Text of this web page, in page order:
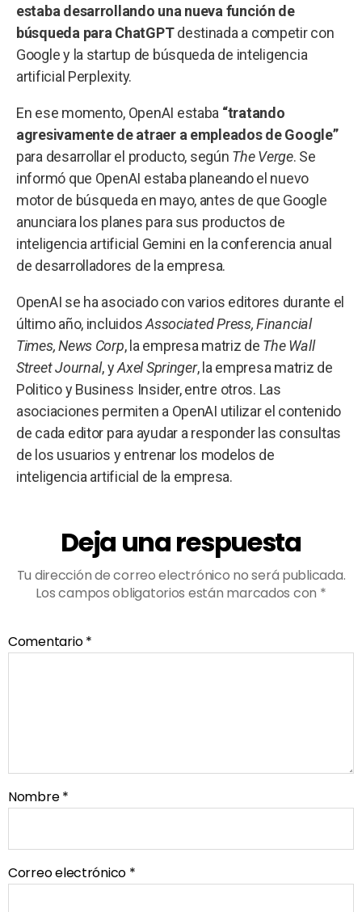
estaba desarrollando una nueva función de
búsqueda para ChatGPTdestinada a competir con
Google y la startup de búsqueda de inteligencia
artificial Perplexity.
En ese momento, OpenAI estaba “tratando
agresivamente de atraer a empleados de Google”
para desarrollar el producto, según The Verge. Se
informó que OpenAI estaba planeando el nuevo
motor de búsqueda en mayo, antes de que Google
anunciara los planes para sus productos de
inteligencia artificial Gemini en la conferencia anual
de desarrolladores de la empresa.
OpenAI se ha asociado con varios editores durante el
último año, incluidosAssociated Press, Financial
Times, News Corp, la empresa matriz de The Wall
Street Journal, yAxel Springer, la empresa matriz de
Politico y Business Insider, entre otros. Las
asociaciones permiten a OpenAI utilizar el contenido
de cada editor para ayudar a responder las consultas
de los usuarios y entrenar los modelos de
inteligencia artificial de la empresa.
Deja una respuesta
Tu dirección de correo electrónico no será publicada.
Los campos obligatorios están marcados con *
Comentario*
Nombre*
Correo electrónico *